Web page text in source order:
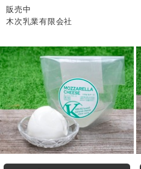
販売中
木次乳業有限会社